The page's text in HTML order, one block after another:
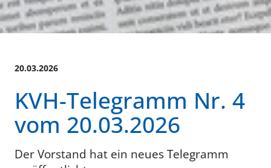
20.03.2026
KVH-Telegramm Nr. 4
vom 20.03.2026
Der Vorstand hat ein neues Telegramm